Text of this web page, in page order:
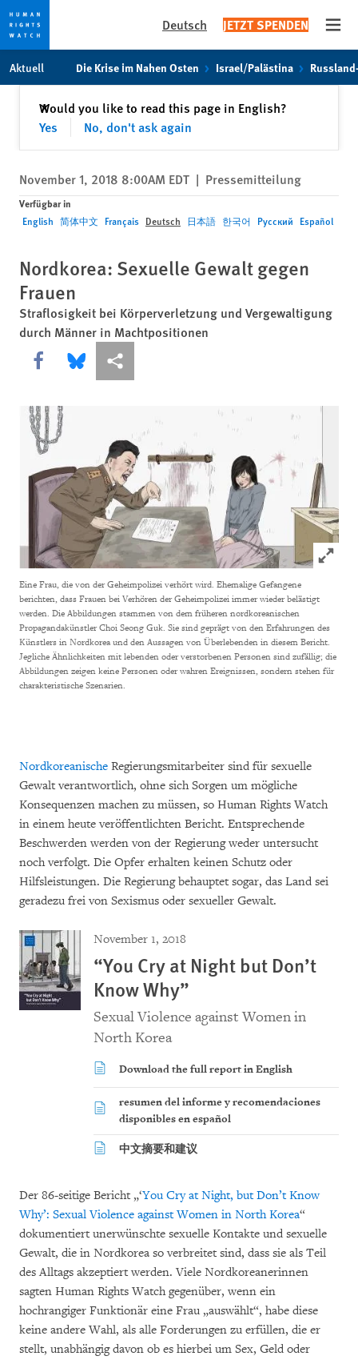
Skip
to
Skip
to
content
Deutsch JETZT SPENDEN
Aktuell Die Krise im Nahen Osten Israel/Palästina
Would you like to read this page in English?
Yes
No, don't ask again
✕Schließen
November 1, 2018 8:00AM EDT | Pressemitteilung
Verfügbar in
English 简体中文 Français Deutsch 日本語 한국어 Русский Español
Nordkorea: Sexuelle Gewalt gegen
Frauen
Straflosigkeit bei Körperverletzung und Vergewaltigung
durch Männer in Machtpositionen
Share this via Facebook
Share this via Bluesky
More sharing options
Click
Eine Frau, die von der Geheimpolizei verhört wird. Ehemalige Gefangene
berichten, dass Frauen bei Verhören der Geheimpolizei immer wieder belästigt
werden. Die Abbildungen stammen von dem früheren nordkoreanischen
Propagandakünstler Choi Seong Guk. Sie sind geprägt von den Erfahrungen des
Künstlers in Nordkorea und den Aussagen von Überlebenden in diesem Bericht.
Jegliche Ähnlichkeiten mit lebenden oder verstorbenen Personen sind zufällig; die
Abbildungen zeigen keine Personen oder wahren Ereignissen, sondern stehen für
charakteristische Szenarien.
Nordkoreanische Regierungsmitarbeiter sind für sexuelle
Gewalt verantwortlich, ohne sich Sorgen um mögliche
Konsequenzen machen zu müssen, so Human Rights Watch
in einem heute veröffentlichten Bericht. Entsprechende
Beschwerden werden von der Regierung weder untersucht
noch verfolgt. Die Opfer erhalten keinen Schutz oder
Hilfsleistungen. Die Regierung behauptet sogar, das Land sei
geradezu frei von Sexismus oder sexueller Gewalt.
November 1, 2018
“You Cry at Night but Don’t
Know Why”
Sexual Violence against Women in
North Korea
Download the full report in English
resumen del informe y recomendaciones
disponibles en español
中文摘要和建议
Der 86-seitige Bericht „‘You Cry at Night, but Don’t Know
Why’: Sexual Violence against Women in North Korea“
dokumentiert unerwünschte sexuelle Kontakte und sexuelle
Gewalt, die in Nordkorea so verbreitet sind, dass sie als Teil
des Alltags akzeptiert werden. Viele Nordkoreanerinnen
sagten Human Rights Watch gegenüber, wenn ein
hochrangiger Funktionär eine Frau „auswählt“, habe diese
keine andere Wahl, als alle Forderungen zu erfüllen, die er
stellt, unabhängig davon ob es hierbei um Sex, Geld oder